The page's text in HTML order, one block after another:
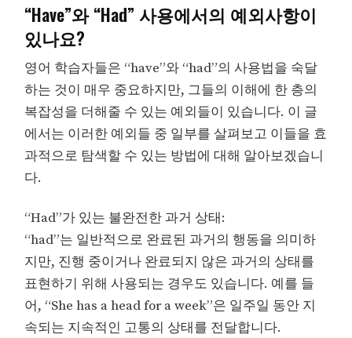
“Have”와 “Had” 사용에서의 예외사항이
있나요?
영어 학습자들은 “have”와 “had”의 사용법을 숙달
하는 것이 매우 중요하지만, 그들의 이해에 한 층의
복잡성을 더해줄 수 있는 예외들이 있습니다. 이 글
에서는 이러한 예외들 중 일부를 살펴보고 이들을 효
과적으로 탐색할 수 있는 방법에 대해 알아보겠습니
다.
“Had”가 있는 불완전한 과거 상태:
“had”는 일반적으로 완료된 과거의 행동을 의미하
지만, 진행 중이거나 완료되지 않은 과거의 상태를
표현하기 위해 사용되는 경우도 있습니다. 예를 들
어, “She has a head for a week”은 일주일 동안 지
속되는 지속적인 고통의 상태를 전달합니다.